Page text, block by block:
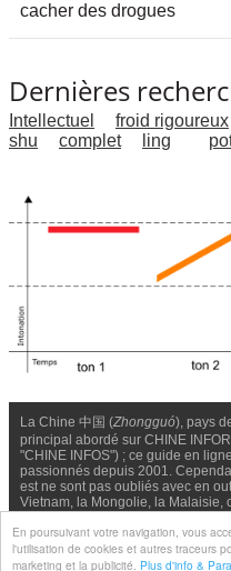
En poursuivant votre navigation, vous
l'utilisation de cookies et autres traceurs
marketing et la publicité. Plus d'info &
cacher des drogues
Dernières
Intellectuel froid rigoureux
shu
complet ling
La Chine 中国 (Zhongguó), pays
principal abordé sur CHINE
"CHINE INFOS") ; ce guide en
passionnés depuis 2001.
est ne sont pas oubliés avec en
Vietnam, la Mongolie, la Malaisie,
Nous contacter-Facebook-
© Chine